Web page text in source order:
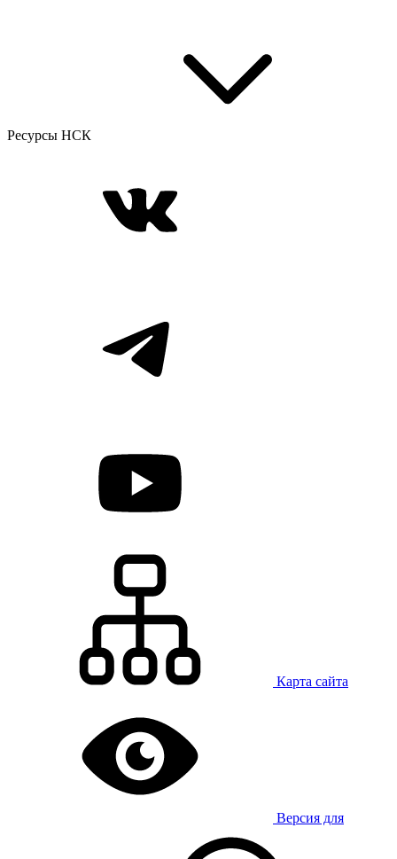
Ресурсы НСК
Карта сайта
Версия для